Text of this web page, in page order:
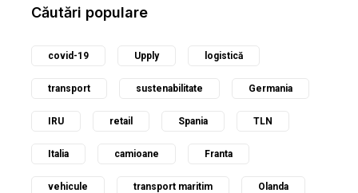
Căutări populare
covid-19 Upply logistică
transport sustenabilitate Germania
IRU retail Spania TLN
Italia camioane Franta
vehicule transport maritim Olanda